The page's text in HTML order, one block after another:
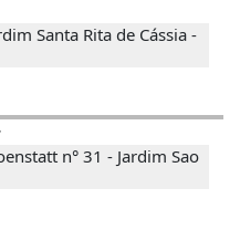
Santa Rita de Cássia -
n° 31 - Jardim Sao